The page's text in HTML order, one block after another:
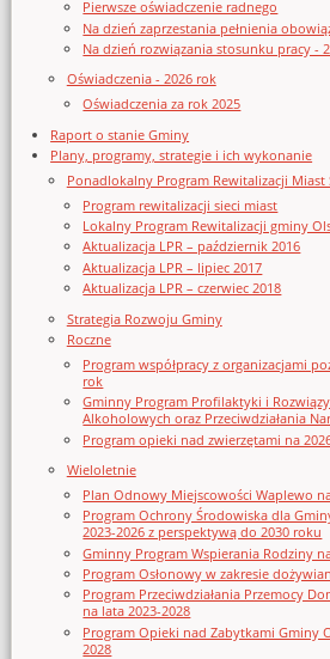
Pierwsze oświadczenie radnego
Na dzień zaprzestania pełnienia
Na dzień rozwiązania stosunku pracy -
Oświadczenia - 2026 rok
Oświadczenia za rok 2025
Raport o stanie Gminy
Plany, programy, strategie i ich wykonanie
Ponadlokalny Program Rewitalizacji Miast
Program rewitalizacji sieci miast
Lokalny Program Rewitalizacji gminy
Aktualizacja LPR – październik 2016
Aktualizacja LPR – lipiec 2017
Aktualizacja LPR – czerwiec 2018
Strategia Rozwoju Gminy
Roczne
Program współpracy z organizacjami
rok
Gminny Program Profilaktyki i
Alkoholowych oraz Przeciwdziałania
Program opieki nad zwierzętami na
Wieloletnie
Plan Odnowy Miejscowości Waplewo
Program Ochrony Środowiska dla
2023-2026 z perspektywą do 2030 roku
Gminny Program Wspierania Rodziny
Program Osłonowy w zakresie
Program Przeciwdziałania Przemocy
na lata 2023-2028
Program Opieki nad Zabytkami Gminy
2028